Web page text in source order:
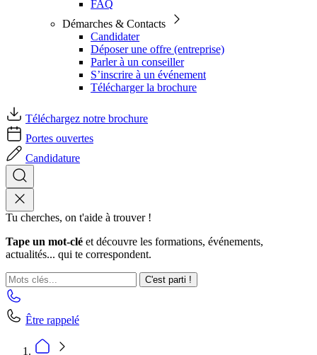
FAQ
Démarches & Contacts
Candidater
Déposer une offre (entreprise)
Parler à un conseiller
S’inscrire à un événement
Télécharger la brochure
Téléchargez notre brochure
Portes ouvertes
Candidature
Tu cherches, on t'aide à trouver !
Tape un mot-clé et découvre les formations, événements,
actualités... qui te correspondent.
C'est parti !
Être rappelé